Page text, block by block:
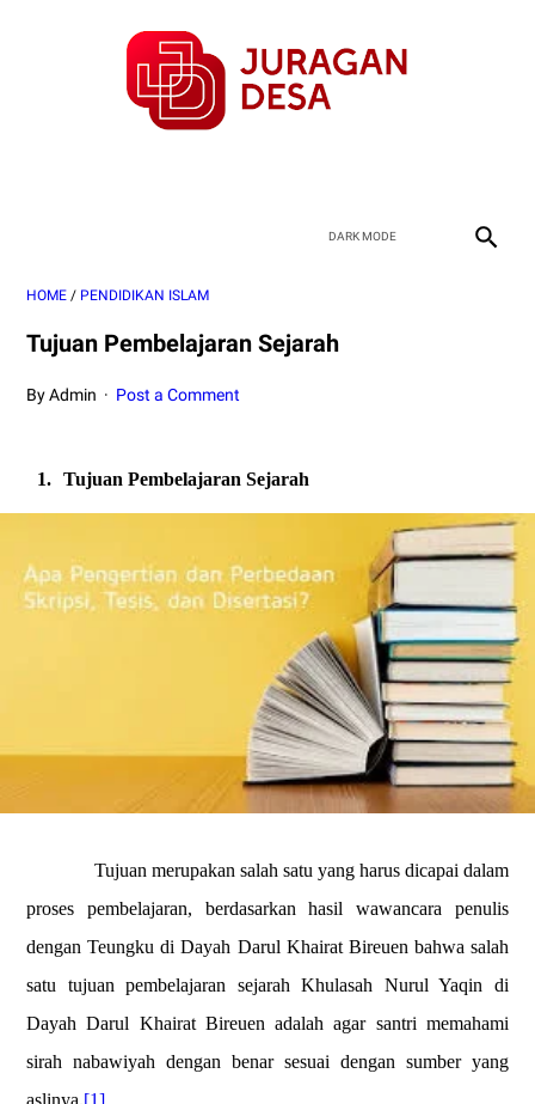
HOME / PENDIDIKAN ISLAM
Tujuan Pembelajaran Sejarah
By Admin Post a Comment
1. Tujuan Pembelajaran Sejarah
Tujuan merupakan salah satu yang harus dicapai dalam
proses pembelajaran, berdasarkan hasil wawancara penulis
dengan Teungku di Dayah Darul Khairat Bireuen bahwa salah
satu tujuan pembelajaran sejarah Khulasah Nurul Yaqin di
Dayah Darul Khairat Bireuen adalah agar santri memahami
sirah nabawiyah dengan benar sesuai dengan sumber yang
aslinya.[1]